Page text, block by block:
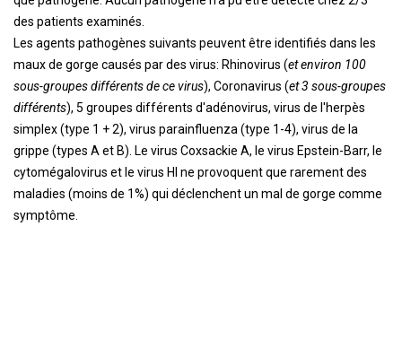
des patients examinés.
Les agents pathogènes suivants peuvent être identifiés dans les
maux de gorge causés par des virus: Rhinovirus (et environ 100
sous-groupes différents de ce virus), Coronavirus (et 3 sous-groupes
différents), 5 groupes différents d'adénovirus, virus de l'herpès
simplex (type 1 + 2), virus parainfluenza (type 1-4), virus de la
grippe (types A et B). Le virus Coxsackie A, le virus Epstein-Barr, le
cytomégalovirus et le virus HI ne provoquent que rarement des
maladies (moins de 1%) qui déclenchent un mal de gorge comme
symptôme.